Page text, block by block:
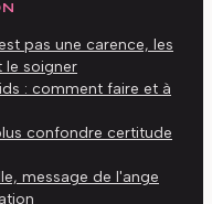
pas une carence, les
le soigner
: comment faire et à
confondre certitude
message de l'ange